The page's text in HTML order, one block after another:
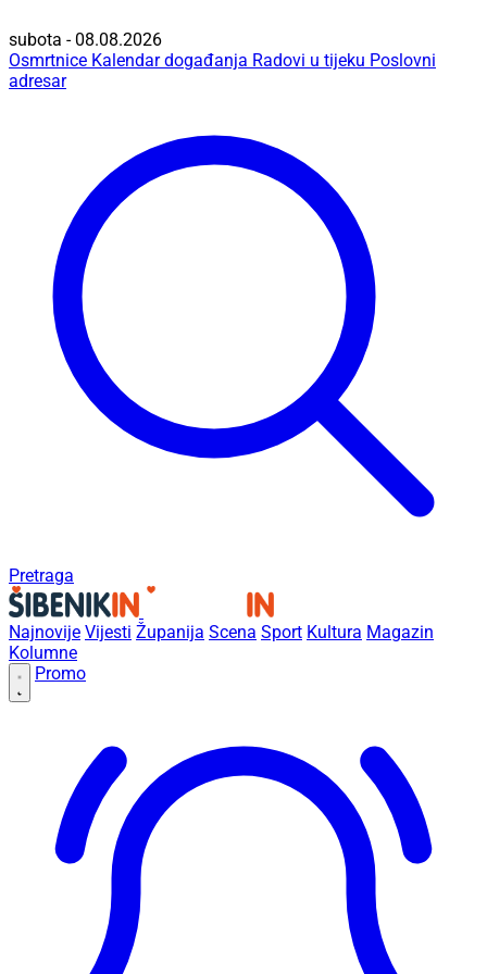
subota - 08.08.2026
Osmrtnice Kalendar događanja Radovi u tijeku Poslovni
adresar
Pretraga
Najnovije Vijesti Županija Scena Sport Kultura Magazin
Kolumne
Promo